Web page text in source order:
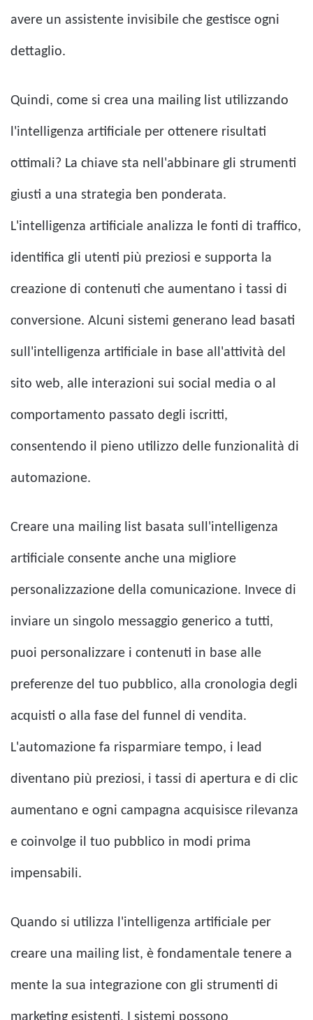
avere un assistente invisibile che gestisce ogni
dettaglio.
Quindi, come si crea una mailing list utilizzando
l'intelligenza artificiale per ottenere risultati
ottimali? La chiave sta nell'abbinare gli strumenti
giusti a una strategia ben ponderata.
L'intelligenza artificiale analizza le fonti di traffico,
identifica gli utenti più preziosi e supporta la
creazione di contenuti che aumentano i tassi di
conversione. Alcuni sistemi generano lead basati
sull'intelligenza artificiale in base all'attività del
sito web, alle interazioni sui social media o al
comportamento passato degli iscritti,
consentendo il pieno utilizzo delle funzionalità di
automazione.
Creare una mailing list basata sull'intelligenza
artificiale consente anche una migliore
personalizzazione della comunicazione. Invece di
inviare un singolo messaggio generico a tutti,
puoi personalizzare i contenuti in base alle
preferenze del tuo pubblico, alla cronologia degli
acquisti o alla fase del funnel di vendita.
L'automazione fa risparmiare tempo, i lead
diventano più preziosi, i tassi di apertura e di clic
aumentano e ogni campagna acquisisce rilevanza
e coinvolge il tuo pubblico in modi prima
impensabili.
Quando si utilizza l'intelligenza artificiale per
creare una mailing list, è fondamentale tenere a
mente la sua integrazione con gli strumenti di
marketing esistenti. I sistemi possono